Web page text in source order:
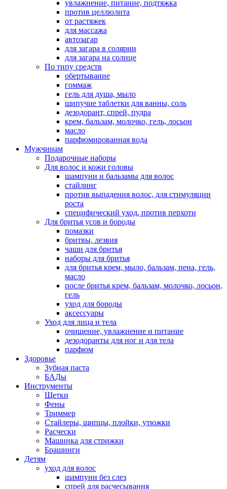
увлажнение, питание, подтяжка
против целлюлита
от растяжек
для массажа
автозагар
для загара в солярии
для загара на солнце
По типу средств
обертывание
гоммаж
гель для душа, мыло
шипучие таблетки для ванны, соль
дезодорант, спрей, пудра
крем, бальзам, молочко, гель, лосьон
масло
парфюмированная вода
Мужчинам
Подарочные наборы
Для волос и кожи головы
шампуни и бальзамы для волос
стайлинг
против выпадения волос, для стимуляции
роста
специфический уход, против перхоти
Для бритья усов и бороды
помазки
бритвы, лезвия
чаши для бритья
наборы для бритья
для бритья крем, мыло, бальзам, пена, гель,
масло
после бритья крем, бальзам, молочко, лосьон,
гель
уход для бороды
аксессуары
Уход для лица и тела
очищение, увлажнение и питание
дезодоранты для ног и для тела
парфюм
Здоровье
Зубная паста
БАДы
Инструменты
Щетки
Фены
Триммер
Стайлеры, щипцы, плойки, утюжки
Расчески
Машинка для стрижки
Брашинги
Детям
уход для волос
шампуни без слез
спрей для расчесывания